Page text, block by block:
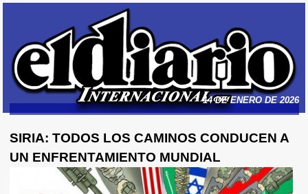
14 DE ENERO DE 2026
SIRIA: TODOS LOS CAMINOS CONDUCEN A
UN ENFRENTAMIENTO MUNDIAL